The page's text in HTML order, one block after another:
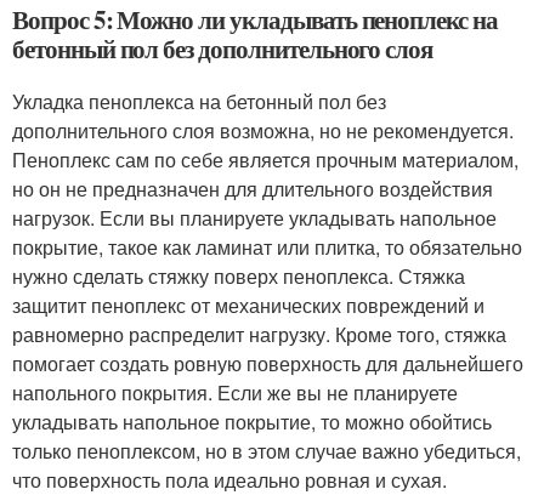
Вопрос 5: Можно ли укладывать пеноплекс на
бетонный пол без дополнительного слоя
Укладка пеноплекса на бетонный пол без
дополнительного слоя возможна, но не рекомендуется.
Пеноплекс сам по себе является прочным материалом,
но он не предназначен для длительного воздействия
нагрузок. Если вы планируете укладывать напольное
покрытие, такое как ламинат или плитка, то обязательно
нужно сделать стяжку поверх пеноплекса. Стяжка
защитит пеноплекс от механических повреждений и
равномерно распределит нагрузку. Кроме того, стяжка
помогает создать ровную поверхность для дальнейшего
напольного покрытия. Если же вы не планируете
укладывать напольное покрытие, то можно обойтись
только пеноплексом, но в этом случае важно убедиться,
что поверхность пола идеально ровная и сухая.